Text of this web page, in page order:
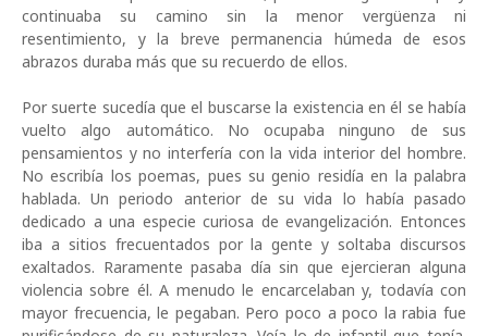
continuaba su camino sin la menor vergüenza ni
resentimiento, y la breve permanencia húmeda de esos
abrazos duraba más que su recuerdo de ellos.
Por suerte sucedía que el buscarse la existencia en él se había
vuelto algo automático. No ocupaba ninguno de sus
pensamientos y no interfería con la vida interior del hombre.
No escribía los poemas, pues su genio residía en la palabra
hablada. Un periodo anterior de su vida lo había pasado
dedicado a una especie curiosa de evangelización. Entonces
iba a sitios frecuentados por la gente y soltaba discursos
exaltados. Raramente pasaba día sin que ejercieran alguna
violencia sobre él. A menudo le encarcelaban y, todavía con
mayor frecuencia, le pegaban. Pero poco a poco la rabia fue